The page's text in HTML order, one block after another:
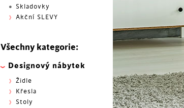
Skladovky
Akční SLEVY
Všechny kategorie:
Designový nábytek
Židle
Křesla
Stoly